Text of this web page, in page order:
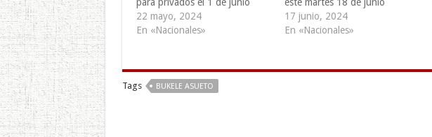
22 mayo, 2024
En «Nacionales»
17 junio, 2024
En «Nacionales»
Tags BUKELE ASUETO